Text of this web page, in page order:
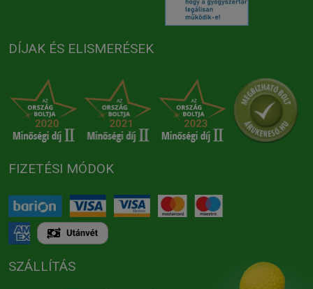
DÍJAK ÉS ELISMERÉSEK
FIZETÉSI MÓDOK
SZÁLLÍTÁS